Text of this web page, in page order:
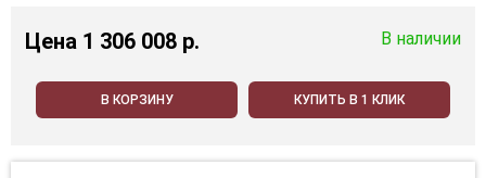
Цена 1 306 008 p. В наличии
В КОРЗИНУ КУПИТЬ В 1 КЛИК